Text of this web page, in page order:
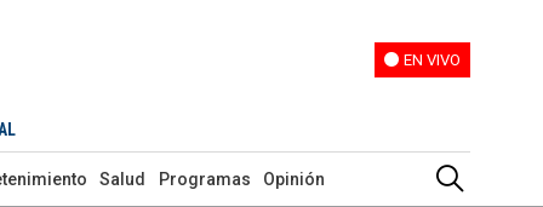
EN VIVO
Salud Programas Opinión